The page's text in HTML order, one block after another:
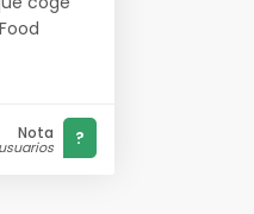
Nota ?